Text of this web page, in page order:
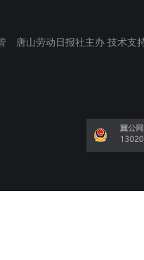
唐山劳动日报社主办 技术支